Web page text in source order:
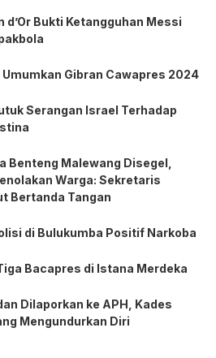
Bukti Ketangguhan Messi
Gibran Cawapres 2024
Serangan Israel Terhadap
Benteng Malewang Disegel,
Warga: Sekretaris
Bertanda Tangan
di Bulukumba Positif Narkoba
Bacapres di Istana Merdeka
Dilaporkan ke APH, Kades
Mengundurkan Diri